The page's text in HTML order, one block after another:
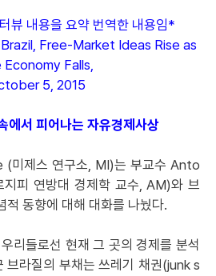
뷰 내용을 요약 번역한 내용임*
Free-Market Ideas Rise as
Economy Falls,
5, 2015
에서 피어나는 자유경제사상
미제스 연구소, MI)는 부교수 Anto
피 연방대 경제학 교수, AM)와 브
적 동향에 대해 대화를 나눴다.
리들로선 현재 그 곳의 경제를 분석
브라질의 부채는 쓰레기 채권(junk s